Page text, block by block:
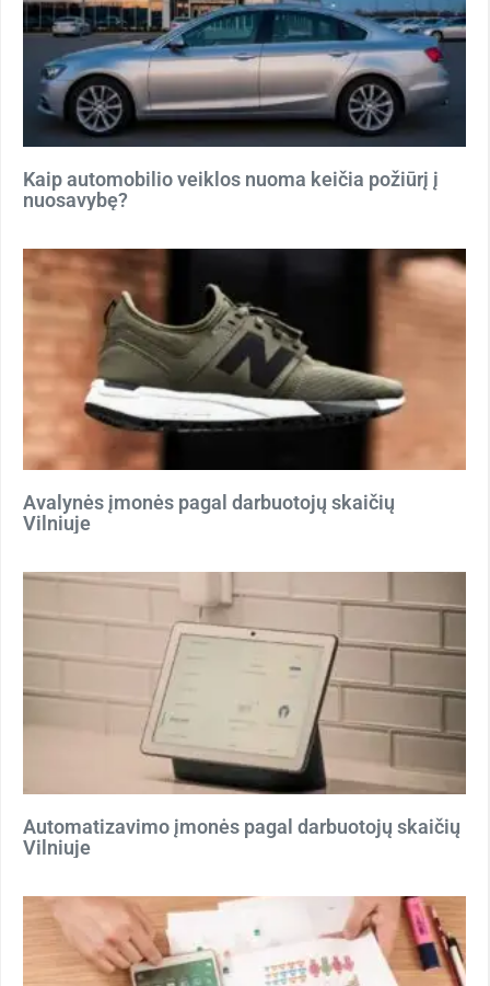
Kaip automobilio veiklos nuoma keičia požiūrį į
nuosavybę?
Avalynės įmonės pagal darbuotojų skaičių
Vilniuje
Automatizavimo įmonės pagal darbuotojų skaičių
Vilniuje